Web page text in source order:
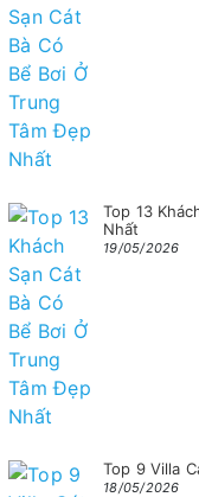
Top 13
Nhất
19/05/2026
Top 9 Villa
18/05/2026